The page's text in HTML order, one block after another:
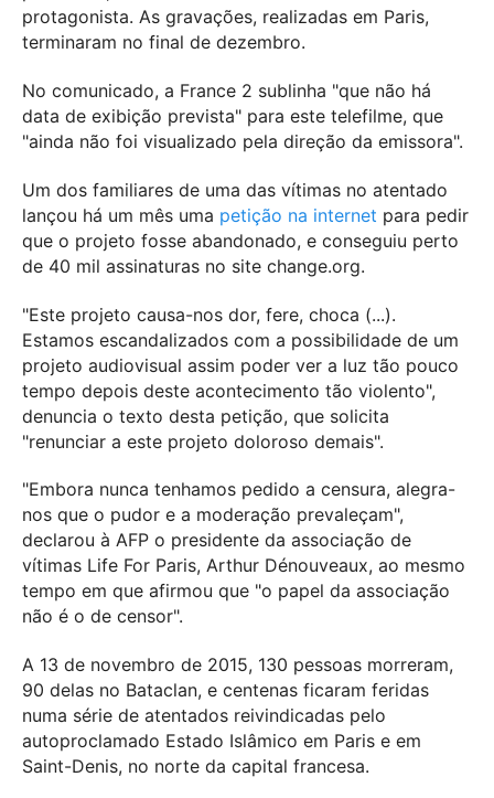
protagonista. As gravações, realizadas em Paris,
terminaram no final de dezembro.
No comunicado, a France 2 sublinha "que não há
data de exibição prevista" para este telefilme, que
"ainda não foi visualizado pela direção da emissora".
Um dos familiares de uma das vítimas no atentado
lançou há um mês uma petição na internet para pedir
que o projeto fosse abandonado, e conseguiu perto
de 40 mil assinaturas no site change.org.
"Este projeto causa-nos dor, fere, choca (...).
Estamos escandalizados com a possibilidade de um
projeto audiovisual assim poder ver a luz tão pouco
tempo depois deste acontecimento tão violento",
denuncia o texto desta petição, que solicita
"renunciar a este projeto doloroso demais".
"Embora nunca tenhamos pedido a censura, alegra-
nos que o pudor e a moderação prevaleçam",
declarou à AFP o presidente da associação de
vítimas Life For Paris, Arthur Dénouveaux, ao mesmo
tempo em que afirmou que "o papel da associação
não é o de censor".
A 13 de novembro de 2015, 130 pessoas morreram,
90 delas no Bataclan, e centenas ficaram feridas
numa série de atentados reivindicadas pelo
autoproclamado Estado Islâmico em Paris e em
Saint-Denis, no norte da capital francesa.